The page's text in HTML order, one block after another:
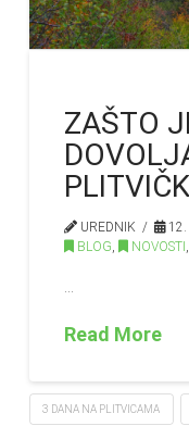
ZAŠTO
UREDNIK
12.
BLOG
NOVOSTI
Read More
3 DANA NA PLITVICAMA